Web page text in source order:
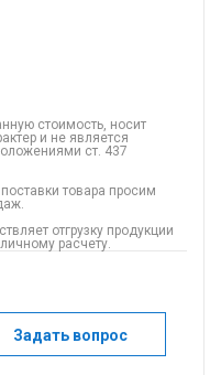
стоимость, носит
и не является
ст. 437
товара просим
отгрузку продукции
расчету.
Задать вопрос